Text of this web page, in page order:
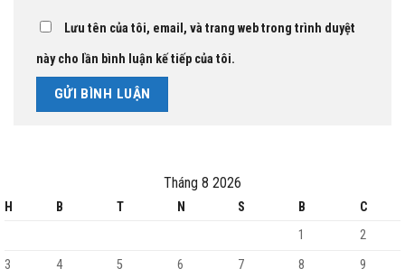
Lưu tên của tôi, email, và trang web trong trình duyệt
này cho lần bình luận kế tiếp của tôi.
Tháng 8 2026
H B T N S B
C
1
2
3
4 5 6 7 8
9